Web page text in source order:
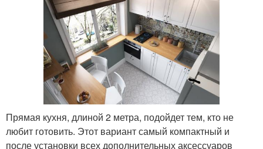
Прямая кухня, длиной 2 метра, подойдет тем, кто не
любит готовить. Этот вариант самый компактный и
после установки всех дополнительных аксессуаров